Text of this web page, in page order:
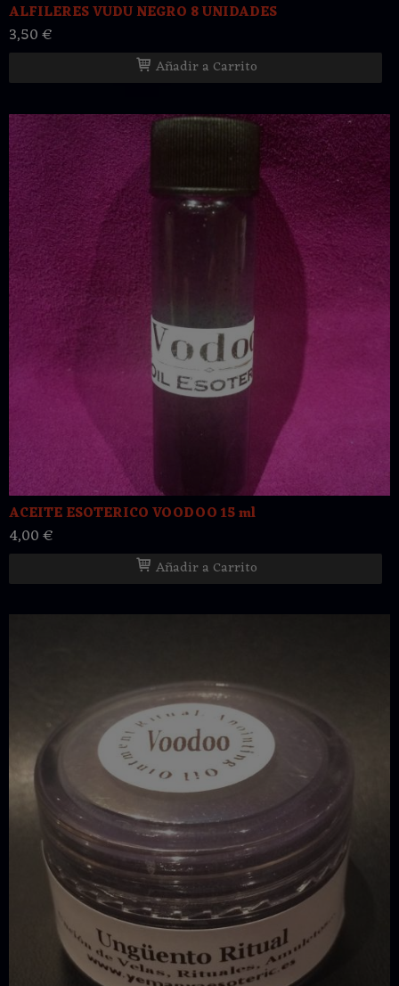
ALFILERES VUDU NEGRO 8 UNIDADES
3,50 €
Añadir a Carrito
ACEITE ESOTERICO VOODOO 15 ml
4,00 €
Añadir a Carrito